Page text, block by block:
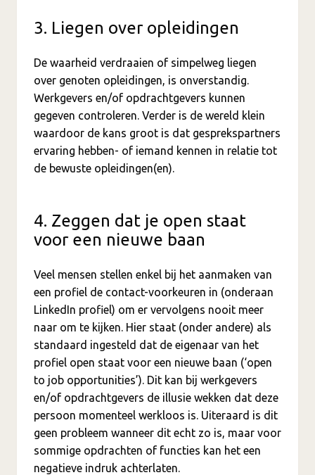
3. Liegen over opleidingen
De waarheid verdraaien of simpelweg liegen
over genoten opleidingen, is onverstandig.
Werkgevers en/of opdrachtgevers kunnen
gegeven controleren. Verder is de wereld klein
waardoor de kans groot is dat gesprekspartners
ervaring hebben- of iemand kennen in relatie tot
de bewuste opleidingen(en).
4. Zeggen dat je open staat
voor een nieuwe baan
Veel mensen stellen enkel bij het aanmaken van
een profiel de contact-voorkeuren in (onderaan
LinkedIn profiel) om er vervolgens nooit meer
naar om te kijken. Hier staat (onder andere) als
standaard ingesteld dat de eigenaar van het
profiel open staat voor een nieuwe baan (‘open
to job opportunities’). Dit kan bij werkgevers
en/of opdrachtgevers de illusie wekken dat deze
persoon momenteel werkloos is. Uiteraard is dit
geen probleem wanneer dit echt zo is, maar voor
sommige opdrachten of functies kan het een
negatieve indruk achterlaten.